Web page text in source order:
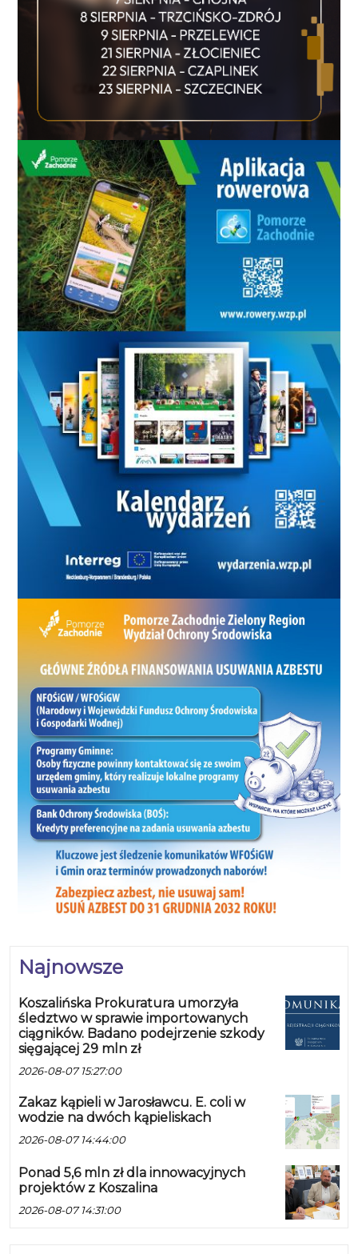
Najnowsze
Koszalińska Prokuratura umorzyła
śledztwo w sprawie importowanych
ciągników. Badano podejrzenie szkody
sięgającej 29 mln zł
2026-08-07 15:27:00
Zakaz kąpieli w Jarosławcu. E. coli w
wodzie na dwóch kąpieliskach
2026-08-07 14:44:00
Ponad 5,6 mln zł dla innowacyjnych
projektów z Koszalina
2026-08-07 14:31:00